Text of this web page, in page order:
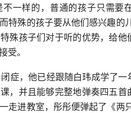
一样的，普通的孩子只需要
特殊的孩子要从他们感兴趣的
殊孩子们对于听的优势，给
受。
症，他已经跟随白玮成学了
，并且能够完整地弹奏四五
走进教室，彤彤便弹起了《两